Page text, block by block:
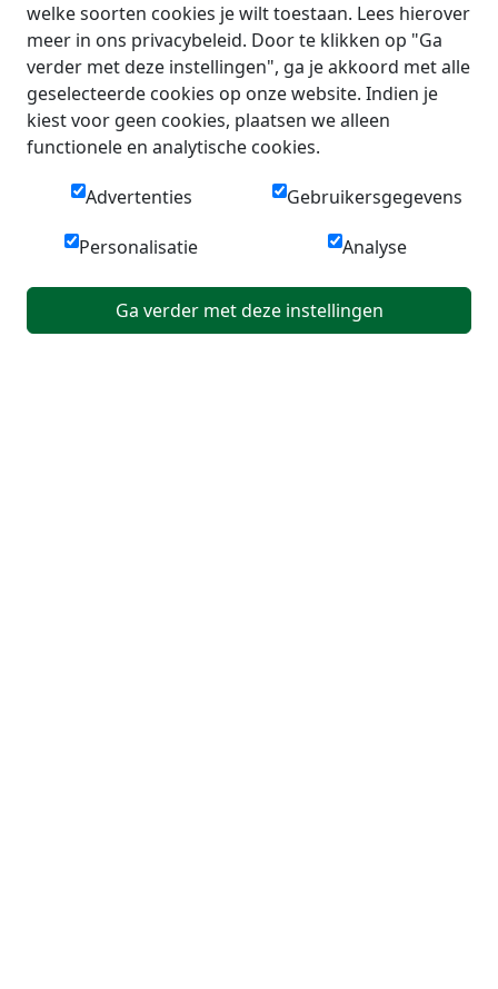
welke soorten cookies je wilt toestaan. Lees hierover
meer in ons privacybeleid. Door te klikken op "Ga
verder met deze instellingen", ga je akkoord met alle
geselecteerde cookies op onze website. Indien je
kiest voor geen cookies, plaatsen we alleen
functionele en analytische cookies.
Advertenties Gebruikersgegevens
Personalisatie Analyse
Ga verder met deze instellingen